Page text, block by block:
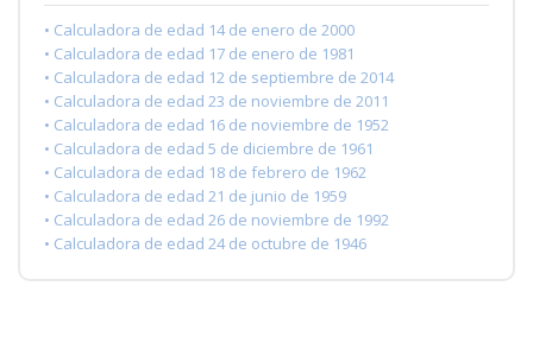
• Calculadora de edad 14 de enero de 2000
• Calculadora de edad 17 de enero de 1981
• Calculadora de edad 12 de septiembre de 2014
• Calculadora de edad 23 de noviembre de 2011
• Calculadora de edad 16 de noviembre de 1952
• Calculadora de edad 5 de diciembre de 1961
• Calculadora de edad 18 de febrero de 1962
• Calculadora de edad 21 de junio de 1959
• Calculadora de edad 26 de noviembre de 1992
• Calculadora de edad 24 de octubre de 1946